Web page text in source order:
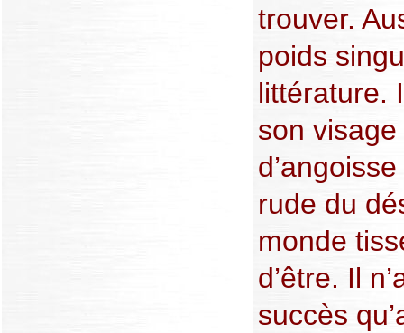
trouver.
poids
littérature.
son
rude du
monde
d’être. Il
succès